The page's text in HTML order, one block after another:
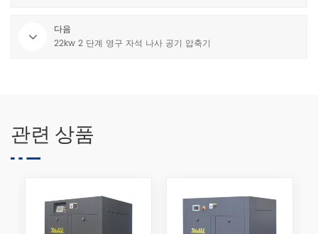
다음
22kw 2 단계 영구 자석 나사 공기 압축기
관련 상품